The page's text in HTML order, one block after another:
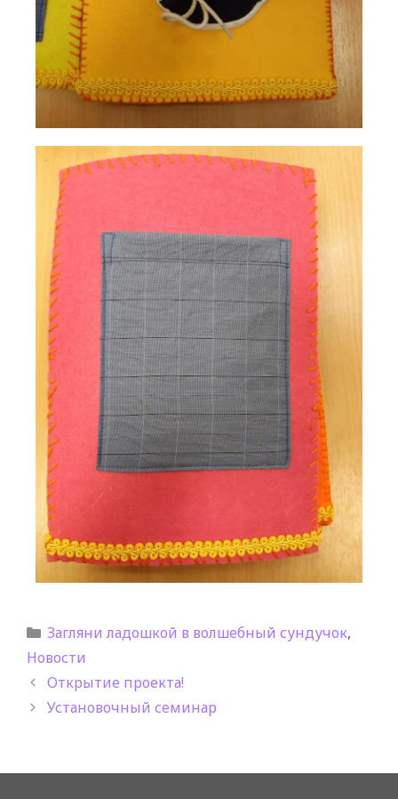
Загляни ладошкой в волшебный сундучок,
Новости
Открытие проекта!
Установочный семинар